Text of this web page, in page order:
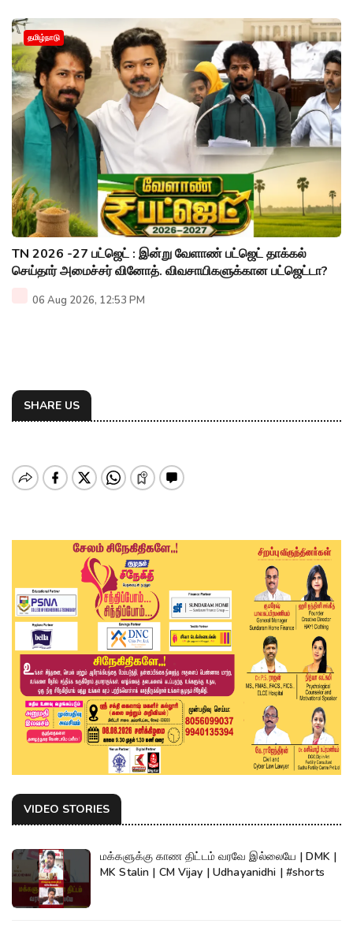
தமிழ்நாடு
TN 2026 -27 பட்ஜெட் : இன்று வேளாண் பட்ஜெட் தாக்கல்
செய்தார் அமைச்சர் வினோத். விவசாயிகளுக்கான பட்ஜெட்டா?
06 Aug 2026, 12:53 PM
SHARE US
VIDEO STORIES
மக்களுக்கு காண திட்டம் வரவே இல்லையே | DMK |
MK Stalin | CM Vijay | Udhayanidhi | #shorts